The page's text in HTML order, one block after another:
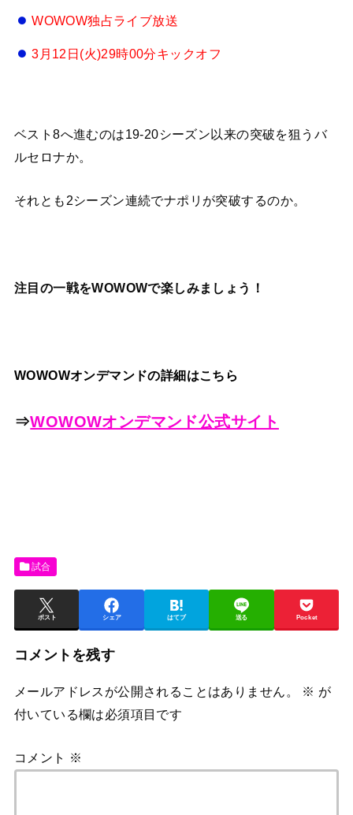
WOWOW独占ライブ放送
3月12日(火)29時00分キックオフ
ベスト8へ進むのは19-20シーズン以来の突破を狙うバ
ルセロナか。
それとも2シーズン連続でナポリが突破するのか。
注目の一戦をWOWOWで楽しみましょう！
WOWOWオンデマンドの詳細はこちら
⇒WOWOWオンデマンド公式サイト
試合
ポスト シェア はてブ 送る Pocket
コメントを残す
メールアドレスが公開されることはありません。 ※ が
付いている欄は必須項目です
コメント ※